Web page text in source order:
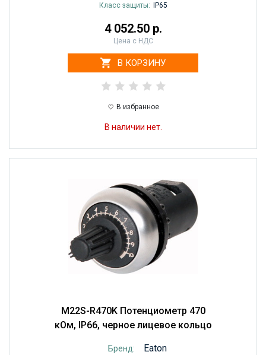
Класс защиты:
IP65
4 052.50 р.
Цена с НДС
В КОРЗИНУ
В избранное
В наличии нет.
M22S-R470K Потенциометр 470
кОм, IP66, черное лицевое кольцо
Бренд: Eaton